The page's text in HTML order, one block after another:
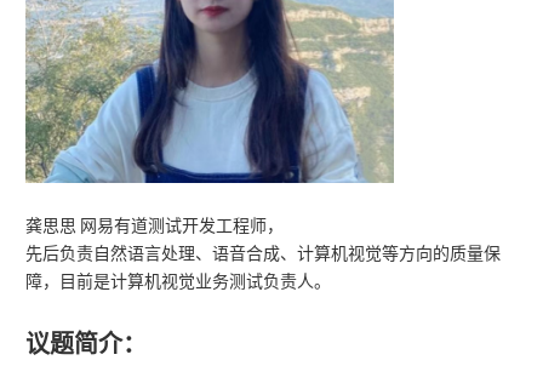
龚思思 网易有道测试开发工程师，
先后负责自然语言处理、语音合成、计算机视觉等方向的质量保
障，目前是计算机视觉业务测试负责人。
议题简介：